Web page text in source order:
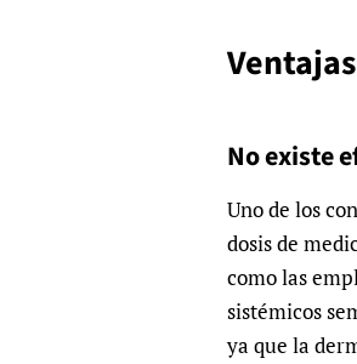
No existe
Uno de los
dosis de
como las
sistémicos
ya que la